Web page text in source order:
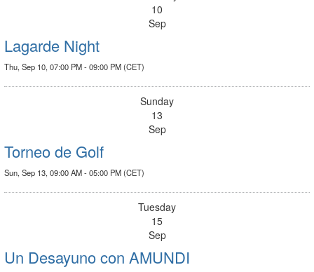
10
Sep
Lagarde Night
Thu, Sep 10, 07:00 PM - 09:00 PM (CET)
Sunday
13
Sep
Torneo de Golf
Sun, Sep 13, 09:00 AM - 05:00 PM (CET)
Tuesday
15
Sep
Un Desayuno con AMUNDI